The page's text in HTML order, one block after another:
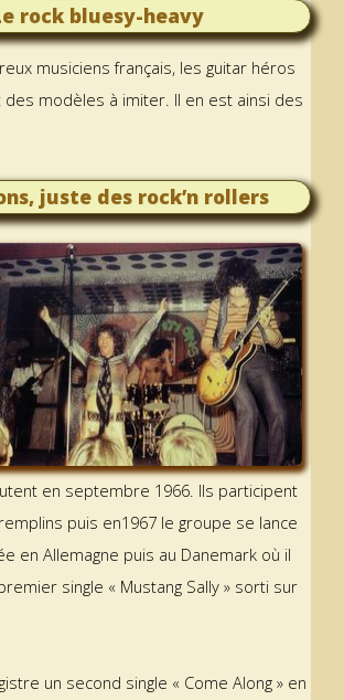
rock bluesy-heavy
musiciens français, les guitar héros
modèles à imiter. Il en est ainsi des
juste des rock’n rollers
en septembre 1966. Ils participent
puis en1967 le groupe se lance
en Allemagne puis au Danemark où il
single « Mustang Sally » sorti sur
un second single « Come Along » en